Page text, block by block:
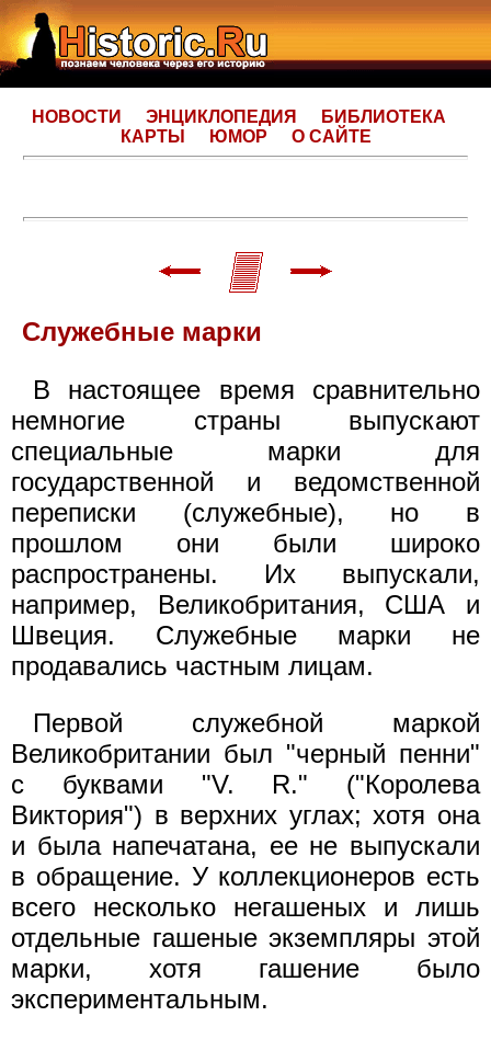
НОВОСТИ ЭНЦИКЛОПЕДИЯ
БИБЛИОТЕКА
КАРТЫ
ЮМОР О САЙТЕ
Служебные марки
В настоящее время сравнительно
немногие страны выпускают
специальные марки для
государственной и ведомственной
переписки (служебные), но в
прошлом они были широко
распространены. Их выпускали,
например, Великобритания, США и
Швеция. Служебные марки не
продавались частным лицам.
Первой служебной маркой
Великобритании был "черный пенни"
с буквами "V. R." ("Королева
Виктория") в верхних углах; хотя она
и была напечатана, ее не выпускали
в обращение. У коллекционеров есть
всего несколько негашеных и лишь
отдельные гашеные экземпляры этой
марки, хотя гашение было
экспериментальным.